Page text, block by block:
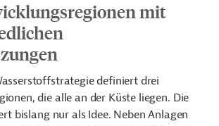
mit
definiert drei
die alle an der Küste liegen. Die
bislang nur als Idee. Neben Anlagen